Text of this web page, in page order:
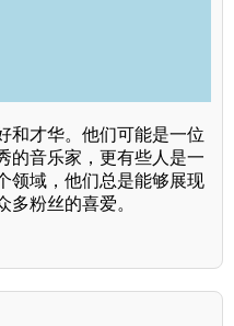
和才华。他们可能是一位
的音乐家，更有些人是一
领域，他们总是能够展现
多粉丝的喜爱。